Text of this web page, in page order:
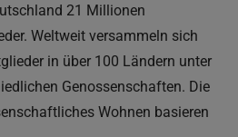
21 Millionen
Weltweit versammeln sich
in über 100 Ländern unter
Genossenschaften. Die
Wohnen basieren